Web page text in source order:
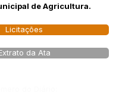
de Agricultura.
Licitações
da Ata